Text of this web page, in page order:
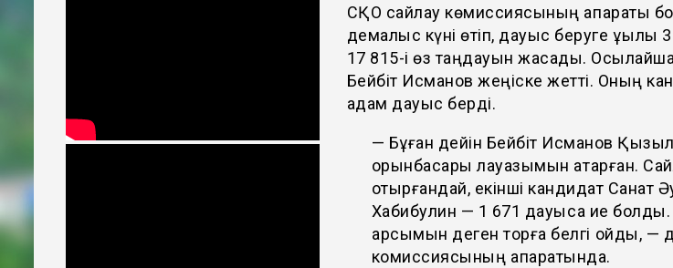
СҚО сайлау көмиссиясының ақпараты
демалыс күні өтіп, дауыс беруге
17 815-і өз таңдауын жасады.
Бейбіт Исманов жеңіске жетті. Оның
адам дауыс берді.
— Бұған дейін Бейбіт Исманов
орынбасары лауазымын атқарған.
отырғандай, екінші кандидат Санат
Хабибулин — 1 671 дауысқа ие
қарсымын деген торға белгі қойды, —
комиссиясының ақпаратында.